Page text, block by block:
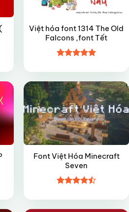
Việt hóa font 1314 The Old
Falcons ,font Tết
hạng4.95
sao
Font Việt Hóa Minecraft
Seven
hạng4.5
5 sao